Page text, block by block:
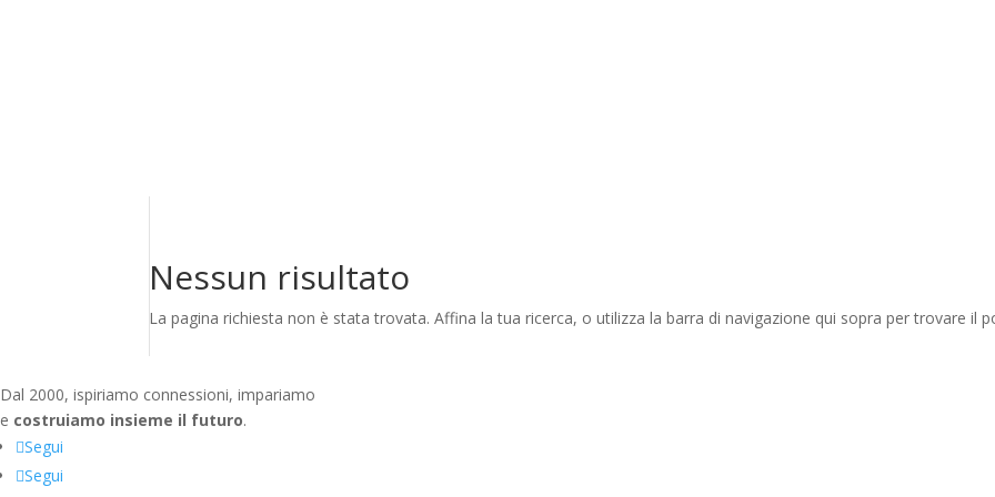
Nessun risultato
La pagina richiesta non è stata trovata. Affina la tua ricerca, o utilizza la barra di navigazione qui sopra per trovare il
Dal 2000, ispiriamo connessioni, impariamo
e costruiamo insieme il futuro.
Segui
Segui